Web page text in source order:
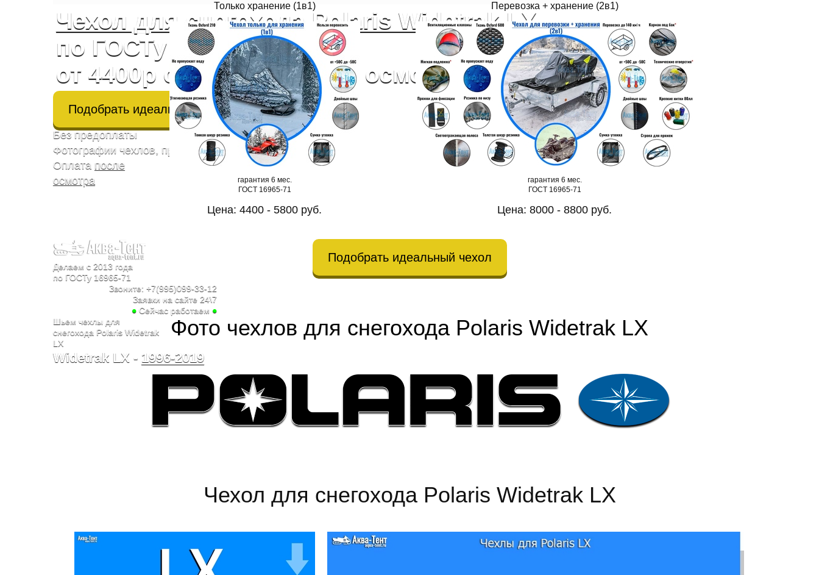
Чехол для снегохода Polaris Widetrak LX
по ГОСТу через 7-14 дней
от 4400р с оплатой после осмотра
Подобрать идеальный чехол
Без предоплаты
Фотографии чехлов, производства, от клиентов
Оплата после
осмотра
Делаем с 2013 года
по ГОСТу 16965-71
Звоните: +7(995)099-33-12
Заявки на сайте 24\7
● Сейчас работаем ●
Шьем чехлы для
снегохода Polaris Widetrak
LX
Widetrak LX - 1996-2019
Только хранение (1в1)
гарантия 6 мес.
ГОСТ 16965-71
Цена: 4400 - 5800 руб.
Перевозка + хранение (2в1)
гарантия 6 мес.
ГОСТ 16965-71
Цена: 8000 - 8800 руб.
Подобрать идеальный чехол
Фото чехлов для снегохода Polaris Widetrak LX
Чехол для снегохода Polaris Widetrak LX